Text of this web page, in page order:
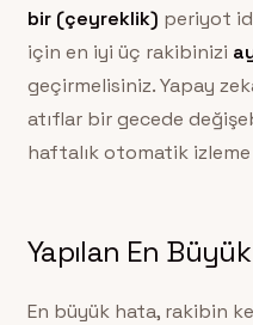
bir (çeyreklik) periyot
için en iyi üç rakibinizi
geçirmelisiniz. Yapay
atıflar bir gecede
haftalık otomatik izleme
Yapılan En
En büyük hata, rakibin